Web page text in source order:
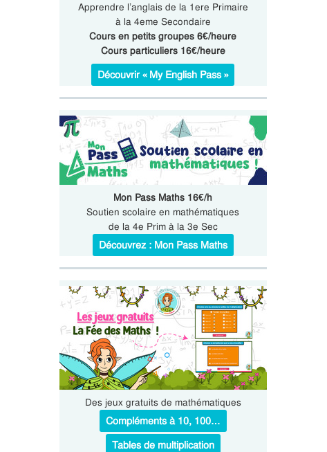
Apprendre l’anglais de la 1ere Primaire
à la 4eme Secondaire
Cours en petits groupes 6€/heure
Cours particuliers 16€/heure
Découvrir « My English Pass »
Mon Pass Maths 16€/h
Soutien scolaire en mathématiques
de la 4e Prim à la 3e Sec
Découvrez : Mon Pass Maths
Des jeux gratuits de mathématiques
Compléments à 10, 100…
Tables de multiplication